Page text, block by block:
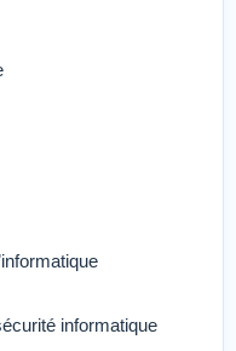
informatique